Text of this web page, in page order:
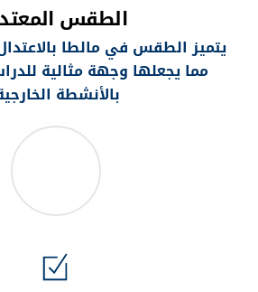
الطقس
يتميز الطقس في مالطا
مما يجعلها وجهة مثالية
بالأنشطة